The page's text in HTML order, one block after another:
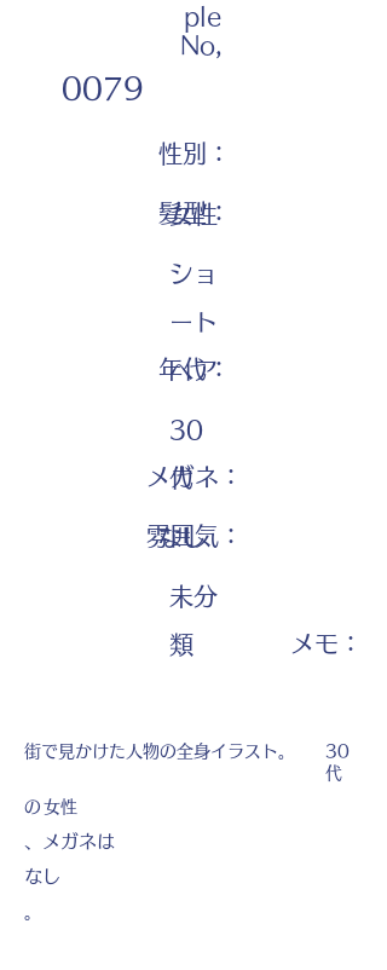
ple
No,
0079
性別：
女性
髪型：
ショ
ート
ヘア
年代：
30
代
メガネ：
なし
雰囲気：
未分
類
​メモ：
街で見かけた人物の全身イラスト。
30
代
の 女性
、メガネは
なし
。